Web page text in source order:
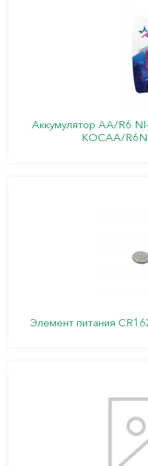
Аккумулятор AA/R6
КОСАА/
Элемент питания